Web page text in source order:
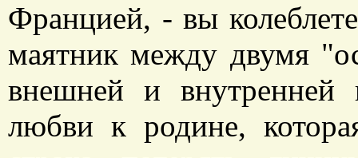
Францией, - вы
маятник между двумя
внешней и внутренней
любви к родине,